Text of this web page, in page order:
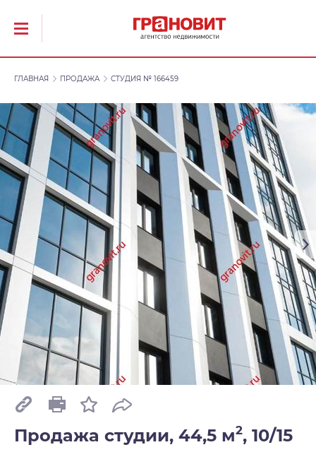
ГЛАВНАЯ ПРОДАЖА СТУДИЯ № 166459
Продажа студии, 44,5 м2, 10/15